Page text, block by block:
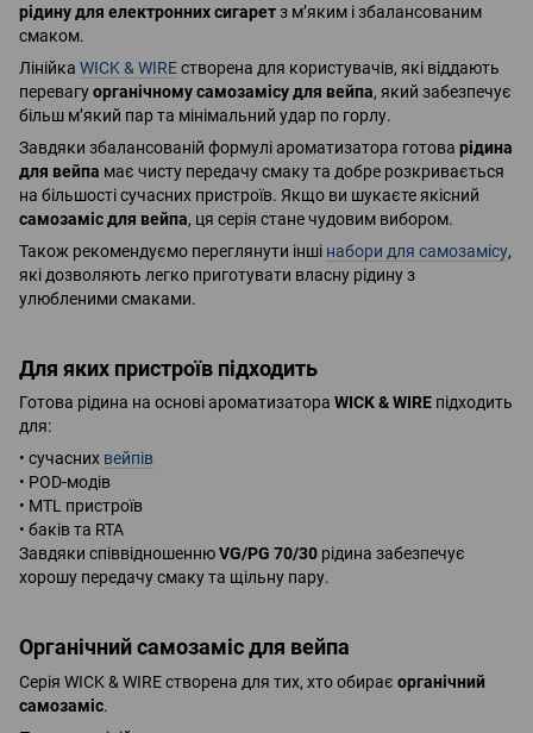
рідину для електронних сигаретз м’яким і збалансованим
смаком.
Лінійка WICK & WIREстворена для користувачів, які віддають
перевагуорганічному самозамісу для вейпа, який забезпечує
більш м’який пар та мінімальний удар по горлу.
Завдяки збалансованій формулі ароматизатора готова рідина
для вейпа має чисту передачу смаку та добре розкривається
на більшості сучасних пристроїв. Якщо ви шукаєте якісний
самозаміс для вейпа, ця серія стане чудовим вибором.
Також рекомендуємо переглянути інші набори для самозамісу,
які дозволяють легко приготувати власну рідину з
улюбленими смаками.
Для яких пристроїв підходить
Готова рідина на основі ароматизатора WICK & WIRE підходить
для:
• сучасних вейпів
• POD-модів
• MTL пристроїв
• баків та RTA
Завдяки співвідношеннюVG/PG 70/30 рідина забезпечує
хорошу передачу смаку та щільну пару.
Органічний самозаміс для вейпа
Серія WICK & WIRE створена для тих, хто обирає органічний
самозаміс.